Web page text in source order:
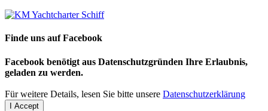
Finde uns auf Facebook
Facebook benötigt aus Datenschutzgründen Ihre Erlaubnis,
geladen zu werden.
Für weitere Details, lesen Sie bitte unsere Datenschutzerklärung
I Accept